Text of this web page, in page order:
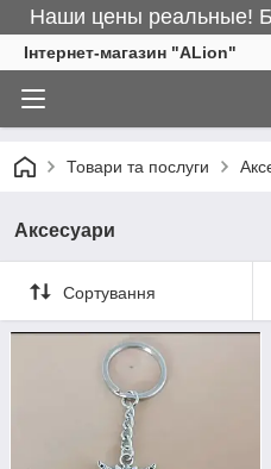
Наши цены реальные!
Інтернет-магазин "ALіon"
Товари та послуги
Аксесуари
Сортування